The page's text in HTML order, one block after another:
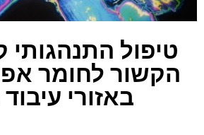
טיפול התנהגותי
הקשור לחומר
באזורי